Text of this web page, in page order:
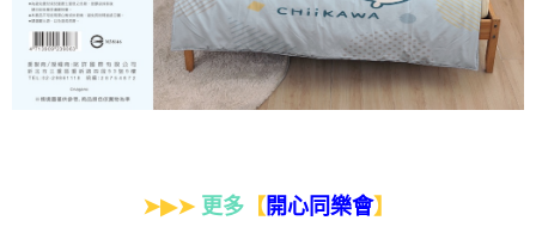
➤▶➤ 更多【 開心同樂會】